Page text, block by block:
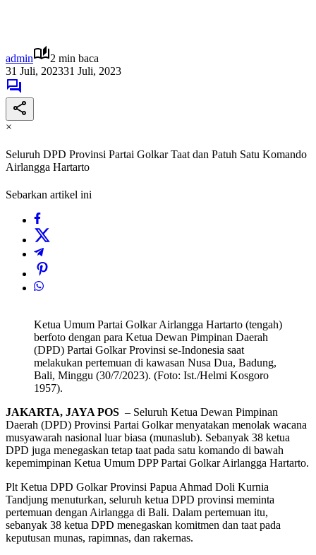
admin
2 min baca
31 Juli, 202331 Juli, 2023
×
Seluruh DPD Provinsi Partai Golkar Taat dan Patuh Satu Komando
Airlangga Hartarto
Sebarkan artikel ini
Ketua Umum Partai Golkar Airlangga Hartarto (tengah)
berfoto dengan para Ketua Dewan Pimpinan Daerah
(DPD) Partai Golkar Provinsi se-Indonesia saat
melakukan pertemuan di kawasan Nusa Dua, Badung,
Bali, Minggu (30/7/2023). (Foto: Ist./Helmi Kosgoro
1957).
JAKARTA, JAYA POS – Seluruh Ketua Dewan Pimpinan
Daerah (DPD) Provinsi Partai Golkar menyatakan menolak wacana
musyawarah nasional luar biasa (munaslub). Sebanyak 38 ketua
DPD juga menegaskan tetap taat pada satu komando di bawah
kepemimpinan Ketua Umum DPP Partai Golkar Airlangga Hartarto.
Plt Ketua DPD Golkar Provinsi Papua Ahmad Doli Kurnia
Tandjung menuturkan, seluruh ketua DPD provinsi meminta
pertemuan dengan Airlangga di Bali. Dalam pertemuan itu,
sebanyak 38 ketua DPD menegaskan komitmen dan taat pada
keputusan munas, rapimnas, dan rakernas.